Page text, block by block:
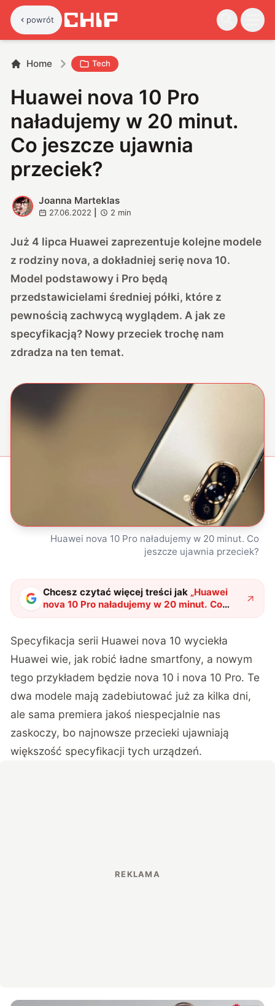
powrót
Home Tech
Huawei nova 10 Pro
naładujemy w 20 minut.
Co jeszcze ujawnia
przeciek?
J
Joanna Marteklas
27.06.2022 2 min
Już 4 lipca Huawei zaprezentuje kolejne modele
z rodziny nova, a dokładniej serię nova 10.
Model podstawowy i Pro będą
przedstawicielami średniej półki, które z
pewnością zachwycą wyglądem. A jak ze
specyfikacją? Nowy przeciek trochę nam
zdradza na ten temat.
Huawei nova 10 Pro naładujemy w 20 minut. Co
jeszcze ujawnia przeciek?
Chcesz czytać więcej treści jak „Huawei
nova 10 Pro naładujemy w 20 minut. Co
jeszcze ujawnia przeciek?"?
Specyfikacja serii Huawei nova 10 wyciekła
Huawei wie, jak robić ładne smartfony, a nowym
tego przykładem będzie nova 10 i nova 10 Pro. Te
dwa modele mają zadebiutować już za kilka dni,
ale sama premiera jakoś niespecjalnie nas
zaskoczy, bo najnowsze przecieki ujawniają
większość specyfikacji tych urządzeń.